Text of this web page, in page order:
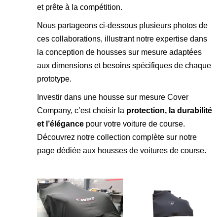
et prête à la compétition.
Nous partageons ci-dessous plusieurs photos de
ces collaborations, illustrant notre expertise dans
la conception de housses sur mesure adaptées
aux dimensions et besoins spécifiques de chaque
prototype.
Investir dans une housse sur mesure Cover
Company, c’est choisir la protection, la durabilité
et l’élégance pour votre voiture de course.
Découvrez notre collection complète sur notre
page dédiée aux housses de voitures de course.